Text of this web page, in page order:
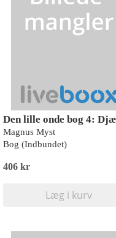
Magnus Myst
Bog (Indbundet)
406 kr
Læg i kurv